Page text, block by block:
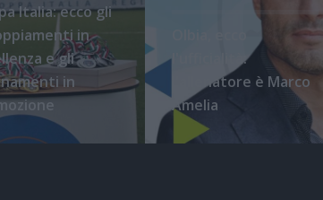
Italia: ecco gli
in
e gli
in
l'ufficialità:
l'allenatore è Marco
Amelia